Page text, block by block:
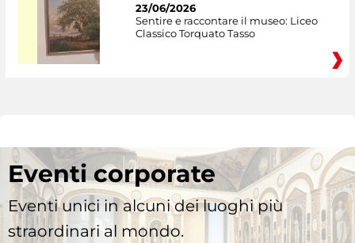
23/06/2026
Sentire e raccontare il museo: Liceo
Classico Torquato Tasso
Eventi corporate
Eventi unici in alcuni dei luoghi più
straordinari al mondo.